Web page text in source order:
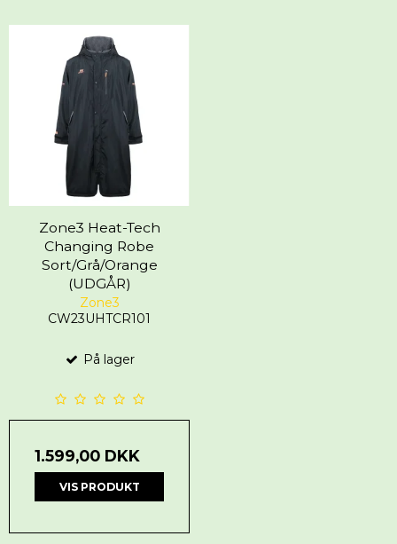
Zone3 Heat-Tech
Changing Robe
Sort/Grå/Orange
(UDGÅR)
Zone3
CW23UHTCR101
På lager
1.599,00 DKK
VIS PRODUKT